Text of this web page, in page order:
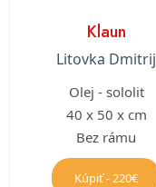
Klaun
Litovka Dmitrij
Olej - sololit
40 x 50 x cm
Bez rámu
Kúpiť - 220€